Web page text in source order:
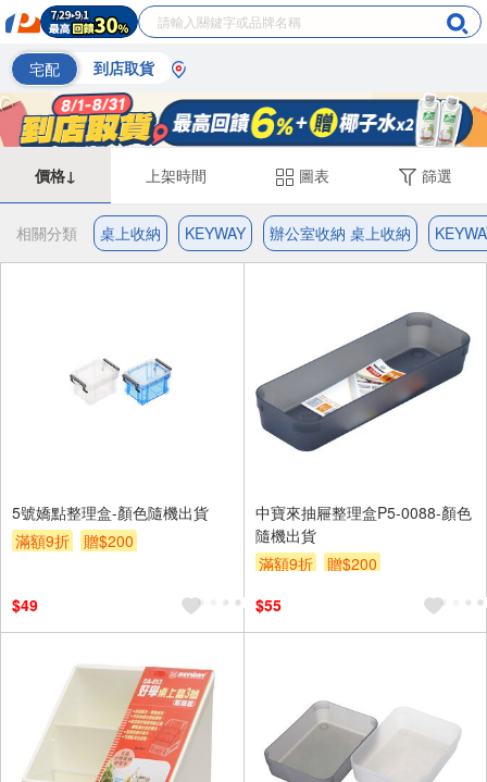
宅配 到店取貨
價格↓ 上架時間 圖表 篩選
相關分類 桌上收納 KEYWAY 辦公室收納 桌上收納
5號嬌點整理盒-顏色隨機出貨
滿額9折
贈$200
$49
中寶來抽屜整理盒P5-0088-顏色
隨機出貨
滿額9折
贈$200
$55